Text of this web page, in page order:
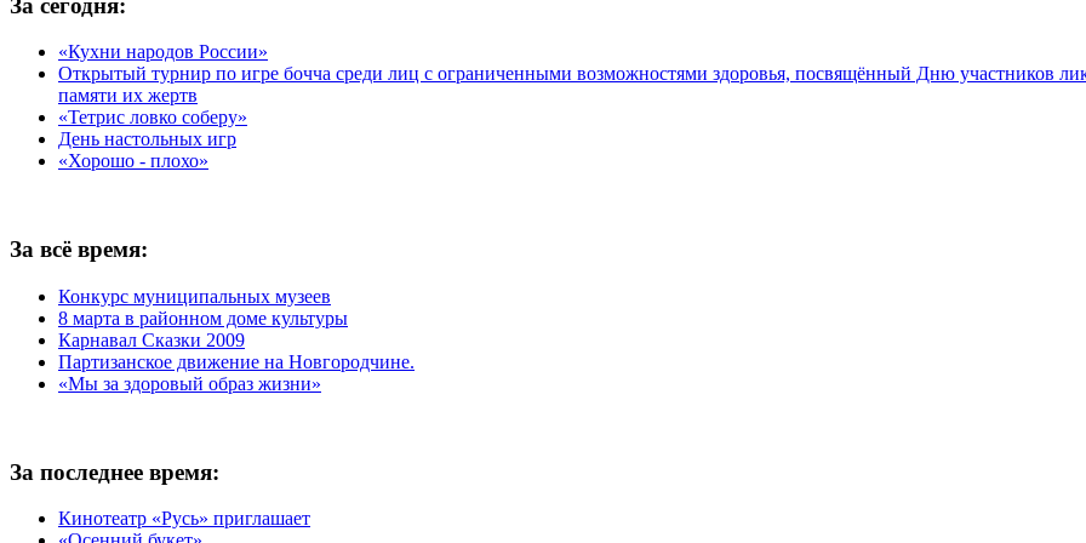
За сегодня:
«Кухни народов России»
Открытый турнир по игре бочча среди лиц с ограниченными возможностями здоровья, посвящённый Дню участников
памяти их жертв
«Тетрис ловко соберу»
День настольных игр
«Хорошо - плохо»
За всё время:
Конкурс муниципальных музеев
8 марта в районном доме культуры
Карнавал Сказки 2009
Партизанское движение на Новгородчине.
«Мы за здоровый образ жизни»
За последнее время:
Кинотеатр «Русь» приглашает